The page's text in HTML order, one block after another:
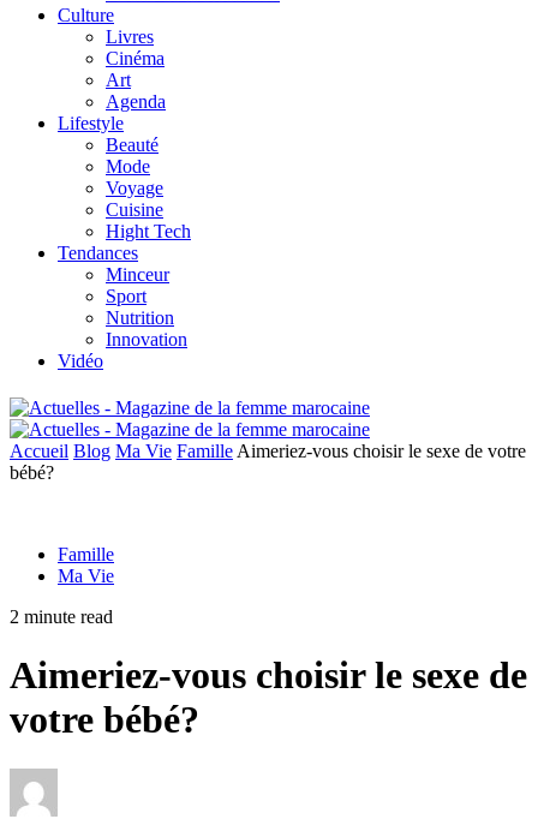
Culture
Livres
Cinéma
Art
Agenda
Lifestyle
Beauté
Mode
Voyage
Cuisine
Hight Tech
Tendances
Minceur
Sport
Nutrition
Innovation
Vidéo
Accueil Blog Ma Vie Famille Aimeriez-vous choisir le sexe de votre
bébé?
Famille
Ma Vie
2 minute read
Aimeriez-vous choisir le sexe de
votre bébé?